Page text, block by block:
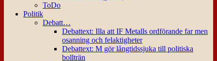
ToDo
Politik
Debatt…
Debattext: Illa att IF Metalls ordförande far men
osanning och felaktigheter
Debattext: M gör långtidssjuka till politiska
bollträn